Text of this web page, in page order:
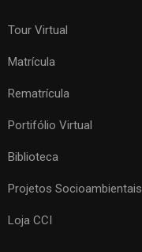
Tour Virtual
Matrícula
Rematrícula
Portifólio Virtual
Biblioteca
Projetos Socioambientais
Loja CCI